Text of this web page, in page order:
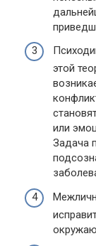
этой
или
Задача